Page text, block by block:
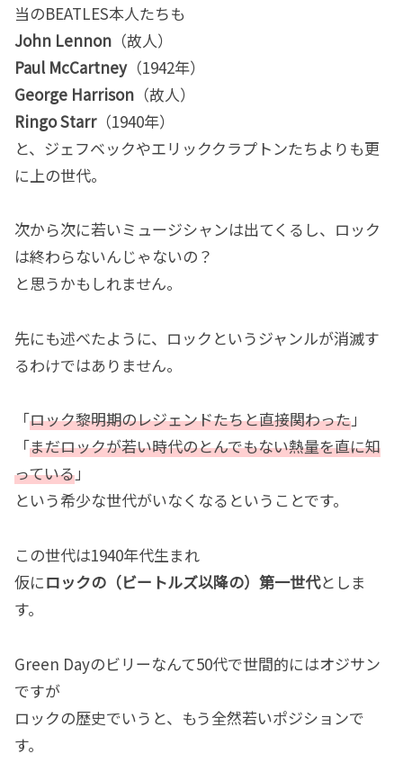
当のBEATLES本人たちも
John Lennon （故人）
Paul McCartney（1942年）
George Harrison （故人）
Ringo Starr（1940年）
と、ジェフベックやエリッククラプトンたちよりも更
に上の世代。
次から次に若いミュージシャンは出てくるし、ロック
は終わらないんじゃないの？
と思うかもしれません。
先にも述べたように、ロックというジャンルが消滅す
るわけではありません。
「ロック黎明期のレジェンドたちと直接関わった」
「まだロックが若い時代のとんでもない熱量を直に知
っている」
という希少な世代がいなくなるということです。
この世代は1940年代生まれ
仮にロックの（ビートルズ以降の）第一世代としま
す。
Green Dayのビリーなんて50代で世間的にはオジサン
ですが
ロックの歴史でいうと、もう全然若いポジションで
す。